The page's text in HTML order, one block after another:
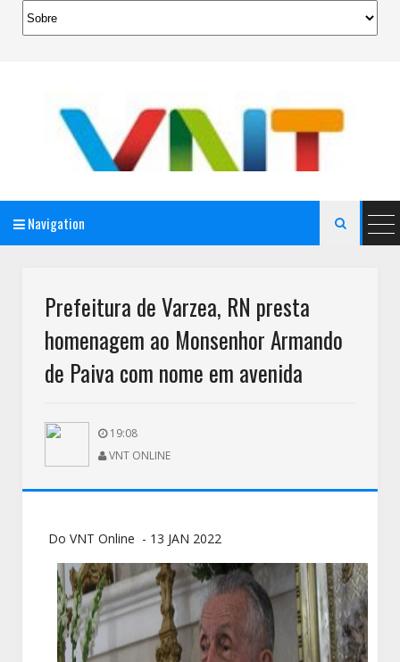
Navigation 
Prefeitura de Varzea, RN presta
homenagem ao Monsenhor Armando
de Paiva com nome em avenida
19:08
VNT ONLINE
Do VNT Online - 13 JAN 2022